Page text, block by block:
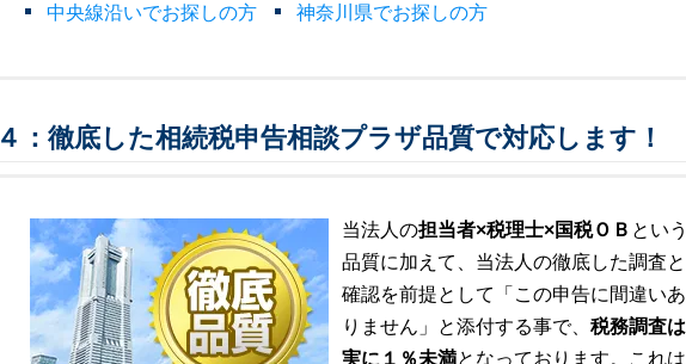
中央線沿いでお探しの方
神奈川県でお探しの方
４：徹底した相続税申告相談プラザ品質で対応します！
当法人の担当者×税理士×国税ＯＢ という
品質に加えて、当法人の徹底した調査と
確認を前提として「この申告に間違いあ
りません」と添付する事で、 税務調査は
実に１％未満となっております。これは